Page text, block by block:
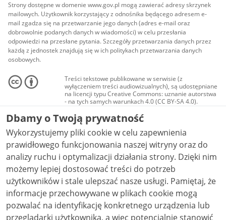
Strony dostępne w domenie www.gov.pl mogą zawierać adresy skrzynek
mailowych. Użytkownik korzystający z odnośnika będącego adresem e-
mail zgadza się na przetwarzanie jego danych (adres e-mail oraz
dobrowolnie podanych danych w wiadomości) w celu przesłania
odpowiedzi na przesłane pytania. Szczegóły przetwarzania danych przez
każdą z jednostek znajdują się w ich politykach przetwarzania danych
osobowych.
Treści tekstowe publikowane w serwisie (z
wyłączeniem treści audiowizualnych), są udostępniane
na licencji typu Creative Commons: uznanie autorstwa
- na tych samych warunkach 4.0 (CC BY-SA 4.0).
Materiały audiowizualne, w tym zdjęcia, materiały
audio i wideo, są udostępniane na licencji typu
Creative Commons: uznanie autorstwa użycie
niekomercyjne - bez utworów zależnych 4.0 (CC BY-
NC-ND 4.0), o ile nie jest to stwierdzone inaczej.
Dbamy o Twoją prywatność
Wykorzystujemy pliki cookie w celu zapewnienia
prawidłowego funkcjonowania naszej witryny oraz do
analizy ruchu i optymalizacji działania strony. Dzięki nim
możemy lepiej dostosować treści do potrzeb
użytkowników i stale ulepszać nasze usługi. Pamiętaj, że
informacje przechowywane w plikach cookie mogą
pozwalać na identyfikację konkretnego urządzenia lub
przeglądarki użytkownika, a więc potencjalnie stanowić